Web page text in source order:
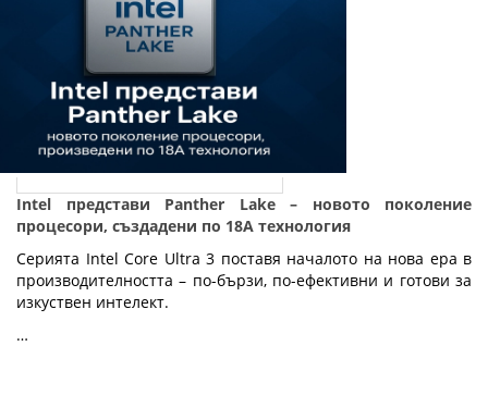
Intel представи Panther Lake – новото поколение
процесори, създадени по 18A технология
Серията Intel Core Ultra 3 поставя началото на нова ера в
производителността – по-бързи, по-ефективни и готови за
изкуствен интелект.
…